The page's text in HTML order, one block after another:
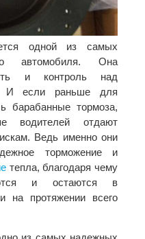
одной из самых
автомобиля. Она
и контроль над
И если раньше для
барабанные тормоза,
водителей отдают
Ведь именно они
торможение и
тепла, благодаря чему
и остаются в
на протяжении всего